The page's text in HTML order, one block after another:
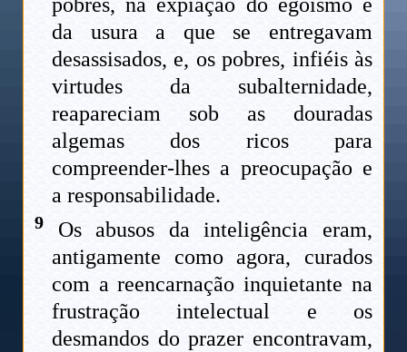
pobres, na expiação do egoísmo e
da usura a que se entregavam
desassisados, e, os pobres, infiéis às
virtudes da subalternidade,
reapareciam sob as douradas
algemas dos ricos para
compreender-lhes a preocupação e
a responsabilidade.
9 Os abusos da inteligência eram,
antigamente como agora, curados
com a reencarnação inquietante na
frustração intelectual e os
desmandos do prazer encontravam,